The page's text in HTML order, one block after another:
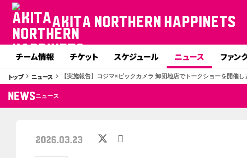
AKITA NORTHERN HAPPINETS
チーム情報 チケット スケジュール ニュース ファン
トップkeyboard_arrow_right ニュース keyboard_arrow_right 【実施報告】コジマ×ビックカメラ 卸団地店でトークショーを開催し
NEWSニュース
2026.03.23